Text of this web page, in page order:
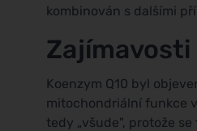
kombinován s dalšími
Koenzym Q10 byl
mitochondriální funkce
tedy „všude", protože